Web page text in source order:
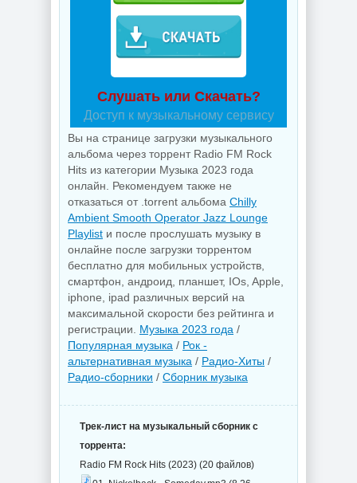
Слушать или Скачать?
Доступ к музыкальному сервису
Вы на странице загрузки музыкального
альбома через торрент Radio FM Rock
Hits из категории Музыка 2023 года
онлайн. Рекомендуем также не
отказаться от .torrent альбома Chilly
Ambient Smooth Operator Jazz Lounge
Playlist и после прослушать музыку в
онлайне после загрузки торрентом
бесплатно для мобильных устройств,
смартфон, андроид, планшет, IOs, Apple,
iphone, ipad различных версий на
максимальной скорости без рейтинга и
регистрации. Музыка 2023 года /
Популярная музыка / Рок -
альтернативная музыка / Радио-Хиты /
Радио-сборники / Сборник музыка
Трек-лист на музыкальный сборник с
торрента:
Radio FM Rock Hits (2023) (20 файлов)